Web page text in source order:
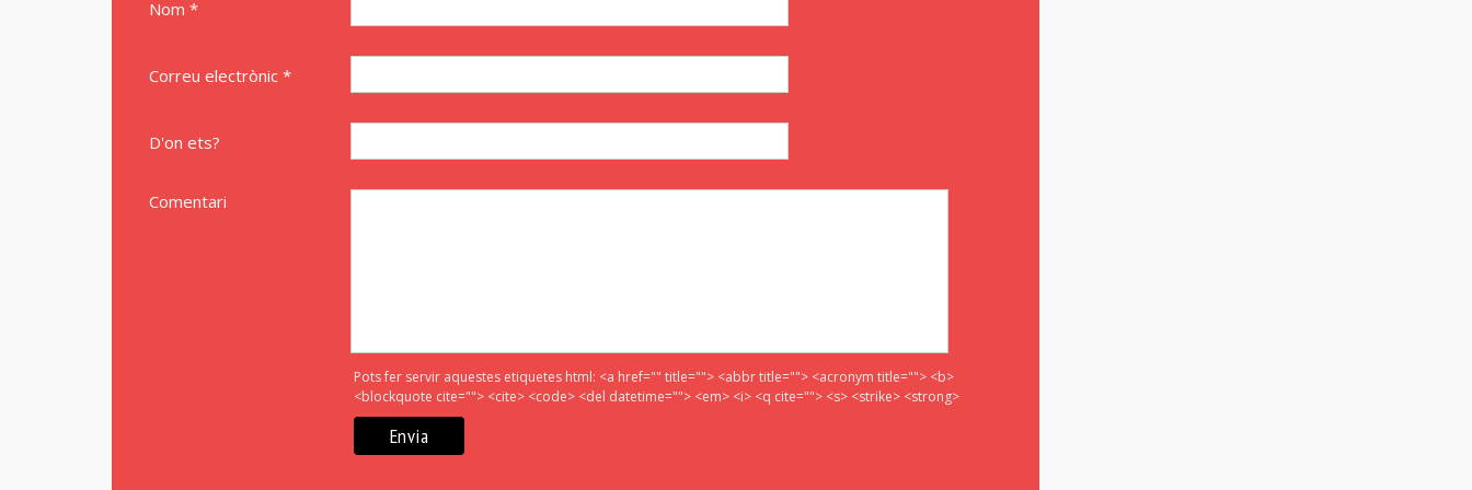
Nom *
Correu electrònic *
D'on ets?
Comentari
Pots fer servir aquestes etiquetes html: <a href="" title=""> <abbr title=""> <acronym title=""> <b>
<blockquote cite=""> <cite> <code> <del datetime=""> <em> <i> <q cite=""> <s> <strike> <strong>